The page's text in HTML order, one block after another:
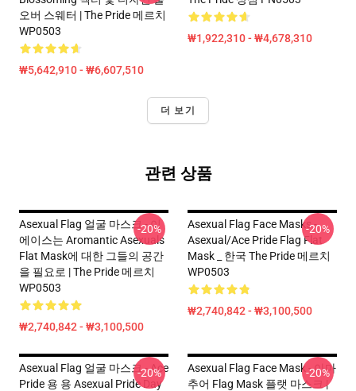
오버 스웨터 | The Pride 메르치
WP0503
₩5,642,910 - ₩6,607,510
₩1,922,310 - ₩4,678,310
더 보기
관련 상품
Asexual Flag 얼굴 마스크 - 이
에이스는 Aromantic Asexuals
Flat Mask에 대한 그들의 공간
을 필요로 | The Pride 메르치
WP0503
₩2,740,842 - ₩3,100,500
-20%
Asexual Flag Face Masks -
Asexual/Ace Pride Flag Flat
Mask _ 한국 The Pride 메르치
WP0503
₩2,740,842 - ₩3,100,500
-20%
Asexual Flag 얼굴 마스크 - Ace
Pride 용 용 Asexual Pride Day
-20%
Asexual Flag Face Mask - 아마
추어 Flag Mask 플랫 마스크 |
-20%